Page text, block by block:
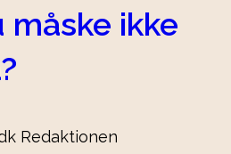
måske ikke
Redaktionen